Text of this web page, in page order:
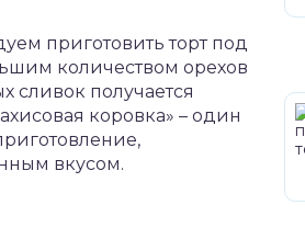
приготовить торт под
количеством орехов
сливок получается
коровка» – один
вкусом.